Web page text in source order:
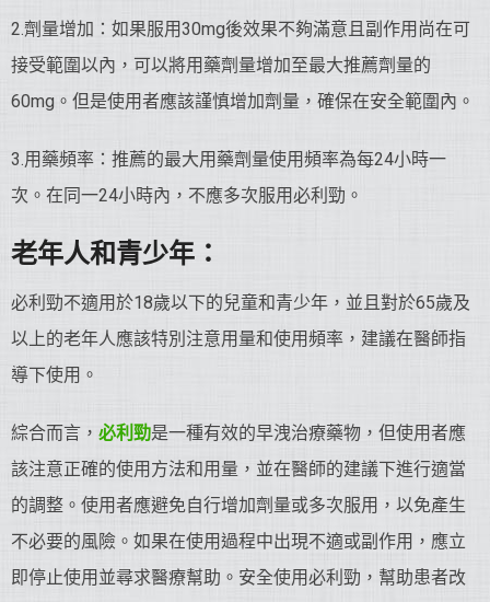
2.劑量增加：如果服用30mg後效果不夠滿意且副作用尚在可
接受範圍以內，可以將用藥劑量增加至最大推薦劑量的
60mg。但是使用者應該謹慎增加劑量，確保在安全範圍內。
3.用藥頻率：推薦的最大用藥劑量使用頻率為每24小時一
次。在同一24小時內，不應多次服用必利勁。
老年人和青少年：
必利勁不適用於18歲以下的兒童和青少年，並且對於65歲及
以上的老年人應該特別注意用量和使用頻率，建議在醫師指
導下使用。
綜合而言， 必利勁是一種有效的早洩治療藥物，但使用者應
該注意正確的使用方法和用量，並在醫師的建議下進行適當
的調整。使用者應避免自行增加劑量或多次服用，以免產生
不必要的風險。如果在使用過程中出現不適或副作用，應立
即停止使用並尋求醫療幫助。安全使用必利勁，幫助患者改